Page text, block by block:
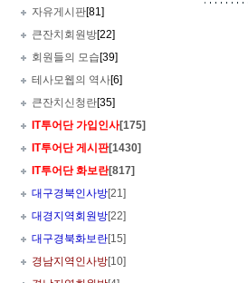
자유게시판[81]
큰잔치회원방[22]
회원들의 모습[39]
테사모웹의 역사[6]
큰잔치신청란[35]
IT투어단 가입인사[175]
IT투어단 게시판[1430]
IT투어단 화보란[817]
대구경북인사방[21]
대경지역회원방[22]
대구경북화보란[15]
경남지역인사방[10]